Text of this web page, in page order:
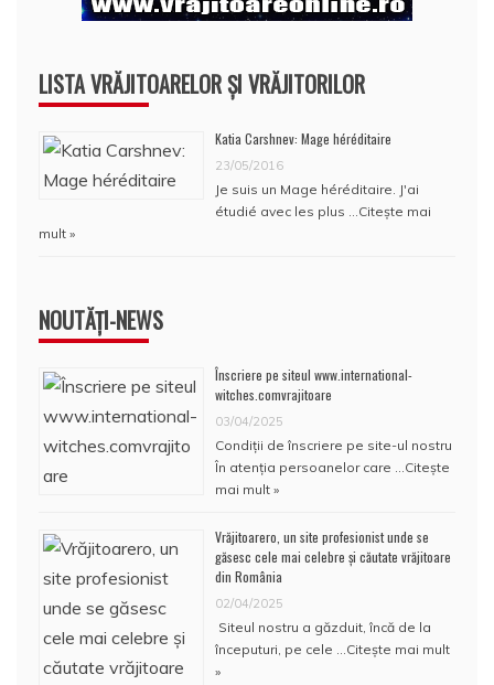
LISTA VRĂJITOARELOR ȘI VRĂJITORILOR
Katia Carshnev: Mage héréditaire
23/05/2016
Je suis un Mage héréditaire. J'ai
étudié avec les plus … Citește mai
mult »
NOUTĂȚI-NEWS
Înscriere pe siteul www.international-
witches.comvrajitoare
03/04/2025
Condiţii de înscriere pe site-ul nostru
În atenţia persoanelor care … Citește
mai mult »
Vrăjitoarero, un site profesionist unde se
găsesc cele mai celebre și căutate vrăjitoare
din România
02/04/2025
Siteul nostru a găzduit, încă de la
începuturi, pe cele … Citește mai mult
»